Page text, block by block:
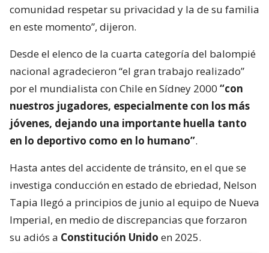
comunidad respetar su privacidad y la de su familia
en este momento”, dijeron.
Desde el elenco de la cuarta categoría del balompié
nacional agradecieron “el gran trabajo realizado”
por el mundialista con Chile en Sídney 2000 “con
nuestros jugadores, especialmente con los más
jóvenes, dejando una importante huella tanto
en lo deportivo como en lo humano”.
Hasta antes del accidente de tránsito, en el que se
investiga conducción en estado de ebriedad, Nelson
Tapia llegó a principios de junio al equipo de Nueva
Imperial, en medio de discrepancias que forzaron
su adiós a Constitución Unido en 2025.